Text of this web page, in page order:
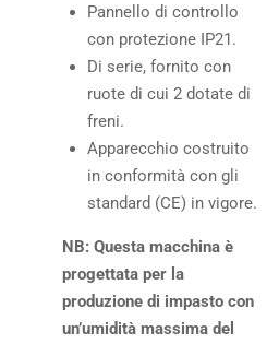
Pannello di controllo
con protezione IP21.
Di serie, fornito con
ruote di cui 2 dotate di
freni.
Apparecchio costruito
in conformità con gli
standard (CE) in vigore.
NB: Questa macchina è
progettata per la
produzione di impasto con
un’umidità massima del